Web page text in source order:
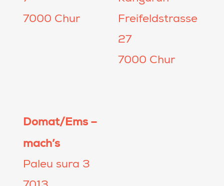
7000 Chur
Freifeldstrasse
27
7000 Chur
Domat/Ems –
mach’s
Paleu sura 3